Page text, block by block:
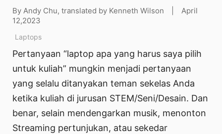
By Andy Chu, translated by Kenneth Wilson
April
12,2023
Laptops
Pertanyaan “laptop apa yang harus saya pilih
untuk kuliah” mungkin menjadi pertanyaan
yang selalu ditanyakan teman sekelas Anda
ketika kuliah di jurusan STEM/Seni/Desain. Dan
benar, selain mendengarkan musik, menonton
Streaming pertunjukan, atau sekedar